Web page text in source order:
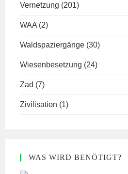
Vernetzung (201)
WAA (2)
Waldspaziergänge (30)
Wiesenbesetzung (24)
Zad (7)
Zivilisation (1)
WAS WIRD BENÖTIGT?